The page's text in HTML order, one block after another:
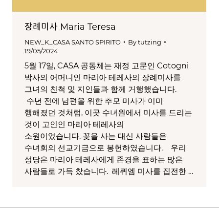
장례미사 Maria Teresa
NEW_K_CASA SANTO SPIRITO Bytutzing
19/05/2024
5월 17일, CASA 공동체는 재정 고문인 Cotogni
박사의 어머니인 마리아 테레사의 장례미사를
그녀의 친척 및 지인들과 함께 거행했습니다.
수년 전에 남편을 위한 추모 미사가 이미
행해졌던 것처럼, 이곳 수녀원에서 미사를 드리는
것이 고인인 마리아 테레사의
소원이었습니다. 꽃을 사는 대신 사람들은
수녀회의 선교기금으로 봉헌하였습니다. 우리
성당은 마리아 테레사에게 존경을 표하는 많은
사람들로 가득 찼습니다. 레퀴엠 미사를 집전한 …